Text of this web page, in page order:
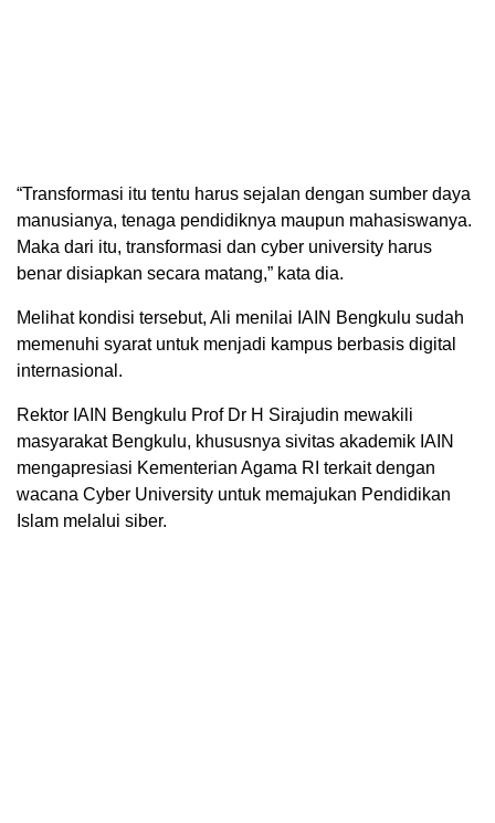
“Transformasi itu tentu harus sejalan dengan sumber daya
manusianya, tenaga pendidiknya maupun mahasiswanya.
Maka dari itu, transformasi dan cyber university harus
benar disiapkan secara matang,” kata dia.
Melihat kondisi tersebut, Ali menilai IAIN Bengkulu sudah
memenuhi syarat untuk menjadi kampus berbasis digital
internasional.
Rektor IAIN Bengkulu Prof Dr H Sirajudin mewakili
masyarakat Bengkulu, khususnya sivitas akademik IAIN
mengapresiasi Kementerian Agama RI terkait dengan
wacana Cyber University untuk memajukan Pendidikan
Islam melalui siber.